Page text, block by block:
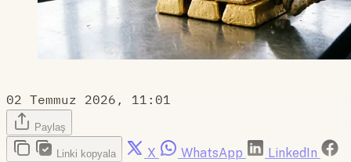
02 Temmuz 2026, 11:01
Paylaş
Linki kopyala X WhatsApp
LinkedIn